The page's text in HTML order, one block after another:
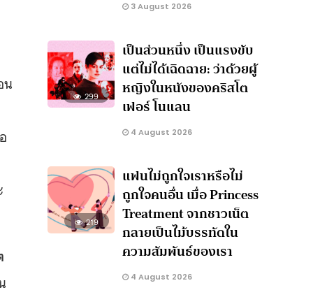
น
3 August 2026
299
เป็นส่วนหนึ่ง เป็นแรงขับ
แต่ไม่ได้เฉิดฉาย: ว่าด้วยผู้
หญิงในหนังของคริสโต
เฟอร์ โนแลน
4 August 2026
219
แฟนไม่ถูกใจเราหรือไม่
ถูกใจคนอื่น เมื่อ Princess
Treatment จากชาวเน็ต
กลายเป็นไม้บรรทัดใน
ความสัมพันธ์ของเรา
4 August 2026